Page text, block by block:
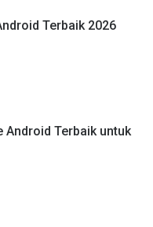
Terbaik 2026
Android Terbaik untuk